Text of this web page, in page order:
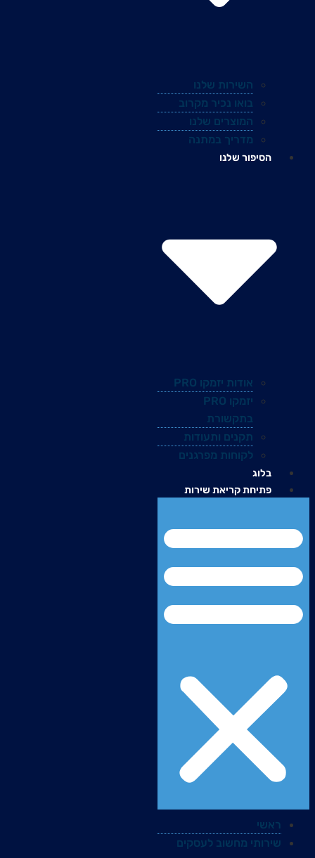
השירות שלנו
בואו נכיר מקרוב
המוצרים שלנו
מדריך במתנה
הסיפור שלנו
אודות יזמקו PRO
יזמקו PRO
בתקשורת
תקנים ותעודות
לקוחות מפרגנים
בלוג
פתיחת קריאת שירות
ראשי
שירותי מחשוב לעסקים